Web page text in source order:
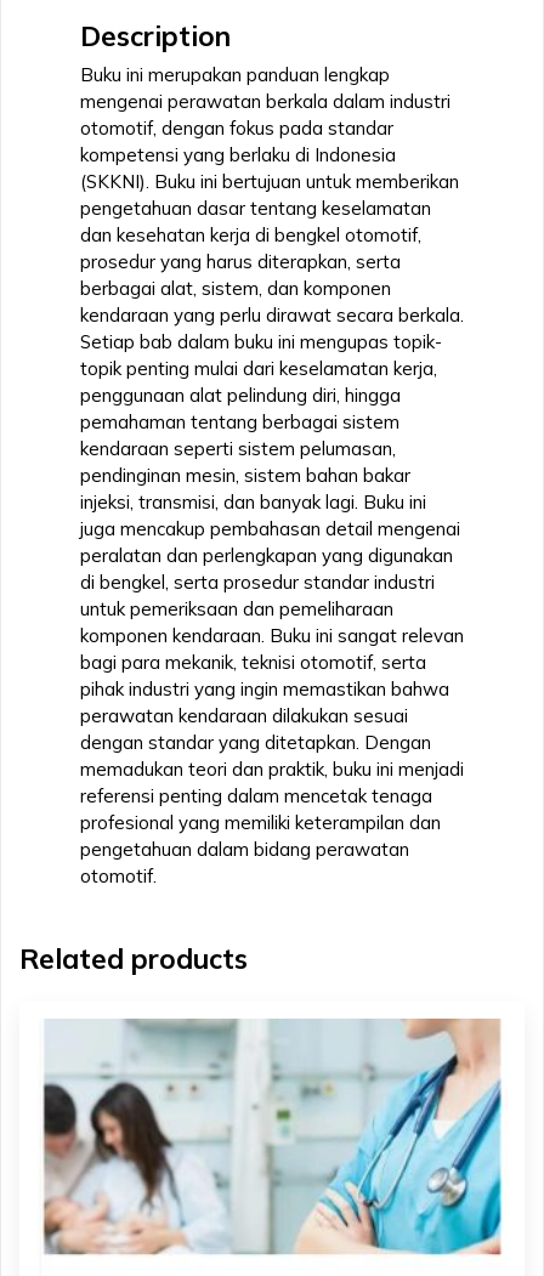
Description
Buku ini merupakan panduan lengkap
mengenai perawatan berkala dalam industri
otomotif, dengan fokus pada standar
kompetensi yang berlaku di Indonesia
(SKKNI). Buku ini bertujuan untuk memberikan
pengetahuan dasar tentang keselamatan
dan kesehatan kerja di bengkel otomotif,
prosedur yang harus diterapkan, serta
berbagai alat, sistem, dan komponen
kendaraan yang perlu dirawat secara berkala.
Setiap bab dalam buku ini mengupas topik-
topik penting mulai dari keselamatan kerja,
penggunaan alat pelindung diri, hingga
pemahaman tentang berbagai sistem
kendaraan seperti sistem pelumasan,
pendinginan mesin, sistem bahan bakar
injeksi, transmisi, dan banyak lagi. Buku ini
juga mencakup pembahasan detail mengenai
peralatan dan perlengkapan yang digunakan
di bengkel, serta prosedur standar industri
untuk pemeriksaan dan pemeliharaan
komponen kendaraan. Buku ini sangat relevan
bagi para mekanik, teknisi otomotif, serta
pihak industri yang ingin memastikan bahwa
perawatan kendaraan dilakukan sesuai
dengan standar yang ditetapkan. Dengan
memadukan teori dan praktik, buku ini menjadi
referensi penting dalam mencetak tenaga
profesional yang memiliki keterampilan dan
pengetahuan dalam bidang perawatan
otomotif.
Related products